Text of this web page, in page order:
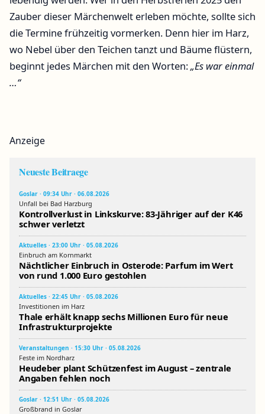
Zauber dieser Märchenwelt erleben möchte, sollte sich
die Termine frühzeitig vormerken. Denn hier im Harz,
wo Nebel über den Teichen tanzt und Bäume flüstern,
beginnt jedes Märchen mit den Worten:„Es war einmal
…“
Anzeige
Neueste Beitraege
Goslar · 09:34 Uhr · 06.08.2026
Unfall bei Bad Harzburg
Kontrollverlust in Linkskurve: 83-Jähriger auf der K46
schwer verletzt
Aktuelles · 23:00 Uhr · 05.08.2026
Einbruch am Kornmarkt
Nächtlicher Einbruch in Osterode: Parfum im Wert
von rund 1.000 Euro gestohlen
Aktuelles · 22:45 Uhr · 05.08.2026
Investitionen im Harz
Thale erhält knapp sechs Millionen Euro für neue
Infrastrukturprojekte
Veranstaltungen · 15:30 Uhr · 05.08.2026
Feste im Nordharz
Heudeber plant Schützenfest im August – zentrale
Angaben fehlen noch
Goslar · 12:51 Uhr · 05.08.2026
Großbrand in Goslar